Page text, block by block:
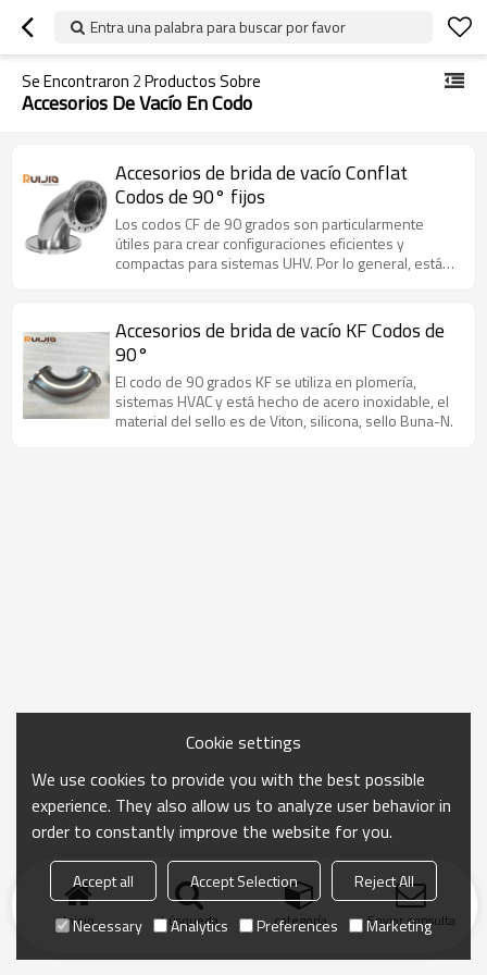
Entra una palabra para buscar por favor
Se Encontraron 2Productos Sobre
Accesorios De Vacío En Codo
Accesorios de brida de vacío Conflat
Codos de 90° fijos
Los codos CF de 90 grados son particularmente
útiles para crear configuraciones eficientes y
compactas para sistemas UHV. Por lo general, están
entornos de vacío.
Accesorios de brida de vacío KF Codos de
90°
El codo de 90 grados KF se utiliza en plomería,
sistemas HVAC y está hecho de acero inoxidable, el
material del sello es de Viton, silicona, sello Buna-N.
Inicio búsqueda categoría Enviar consulta
Cookie settings
We use cookies to provide you with the best possible
experience. They also allow us to analyze user behavior in
order to constantly improve the website for you.
Accept all Accept Selection
Reject All
Necessary
Analytics Preferences Marketing